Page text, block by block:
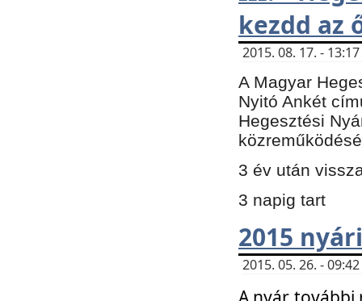
kezdd az
2015. 08. 17. -
A Magyar
Nyitó Ankét
Hegesztési
3 év után
3 napig tart
2015
2015. 05. 26. -